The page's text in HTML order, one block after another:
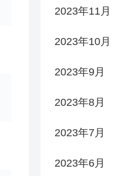
2023年11月
2023年10月
2023年9月
2023年8月
2023年7月
2023年6月